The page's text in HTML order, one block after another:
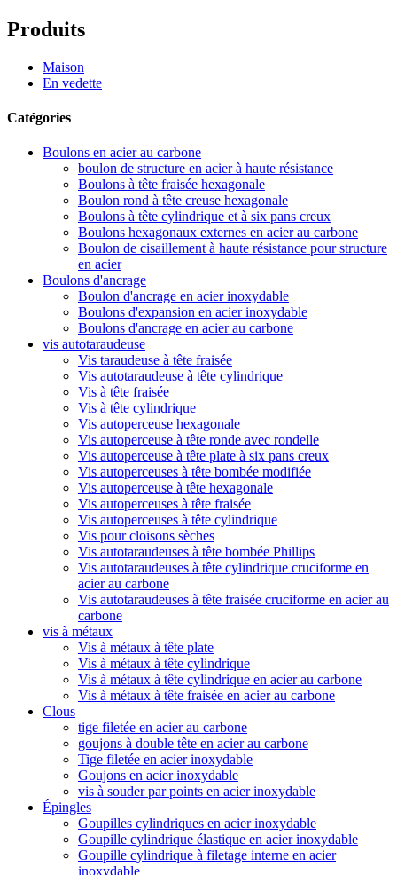
Produits
Maison
En vedette
Catégories
Boulons en acier au carbone
boulon de structure en acier à haute résistance
Boulons à tête fraisée hexagonale
Boulon rond à tête creuse hexagonale
Boulons à tête cylindrique et à six pans creux
Boulons hexagonaux externes en acier au carbone
Boulon de cisaillement à haute résistance pour structure
en acier
Boulons d'ancrage
Boulon d'ancrage en acier inoxydable
Boulons d'expansion en acier inoxydable
Boulons d'ancrage en acier au carbone
vis autotaraudeuse
Vis taraudeuse à tête fraisée
Vis autotaraudeuse à tête cylindrique
Vis à tête fraisée
Vis à tête cylindrique
Vis autoperceuse hexagonale
Vis autoperceuse à tête ronde avec rondelle
Vis autoperceuse à tête plate à six pans creux
Vis autoperceuses à tête bombée modifiée
Vis autoperceuse à tête hexagonale
Vis autoperceuses à tête fraisée
Vis autoperceuses à tête cylindrique
Vis pour cloisons sèches
Vis autotaraudeuses à tête bombée Phillips
Vis autotaraudeuses à tête cylindrique cruciforme en
acier au carbone
Vis autotaraudeuses à tête fraisée cruciforme en acier au
carbone
vis à métaux
Vis à métaux à tête plate
Vis à métaux à tête cylindrique
Vis à métaux à tête cylindrique en acier au carbone
Vis à métaux à tête fraisée en acier au carbone
Clous
tige filetée en acier au carbone
goujons à double tête en acier au carbone
Tige filetée en acier inoxydable
Goujons en acier inoxydable
vis à souder par points en acier inoxydable
Épingles
Goupilles cylindriques en acier inoxydable
Goupille cylindrique élastique en acier inoxydable
Goupille cylindrique à filetage interne en acier
inoxydable